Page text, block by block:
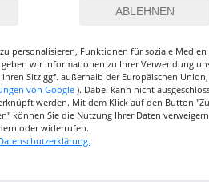
personalisieren, Funktionen für soziale
wir Informationen zu Ihrer Verwendung
Sitz ggf. außerhalb der Europäischen
von Google ). Dabei kann nicht
werden. Mit dem Klick auf den Button
können Sie die Nutzung Ihrer Daten
oder widerrufen.